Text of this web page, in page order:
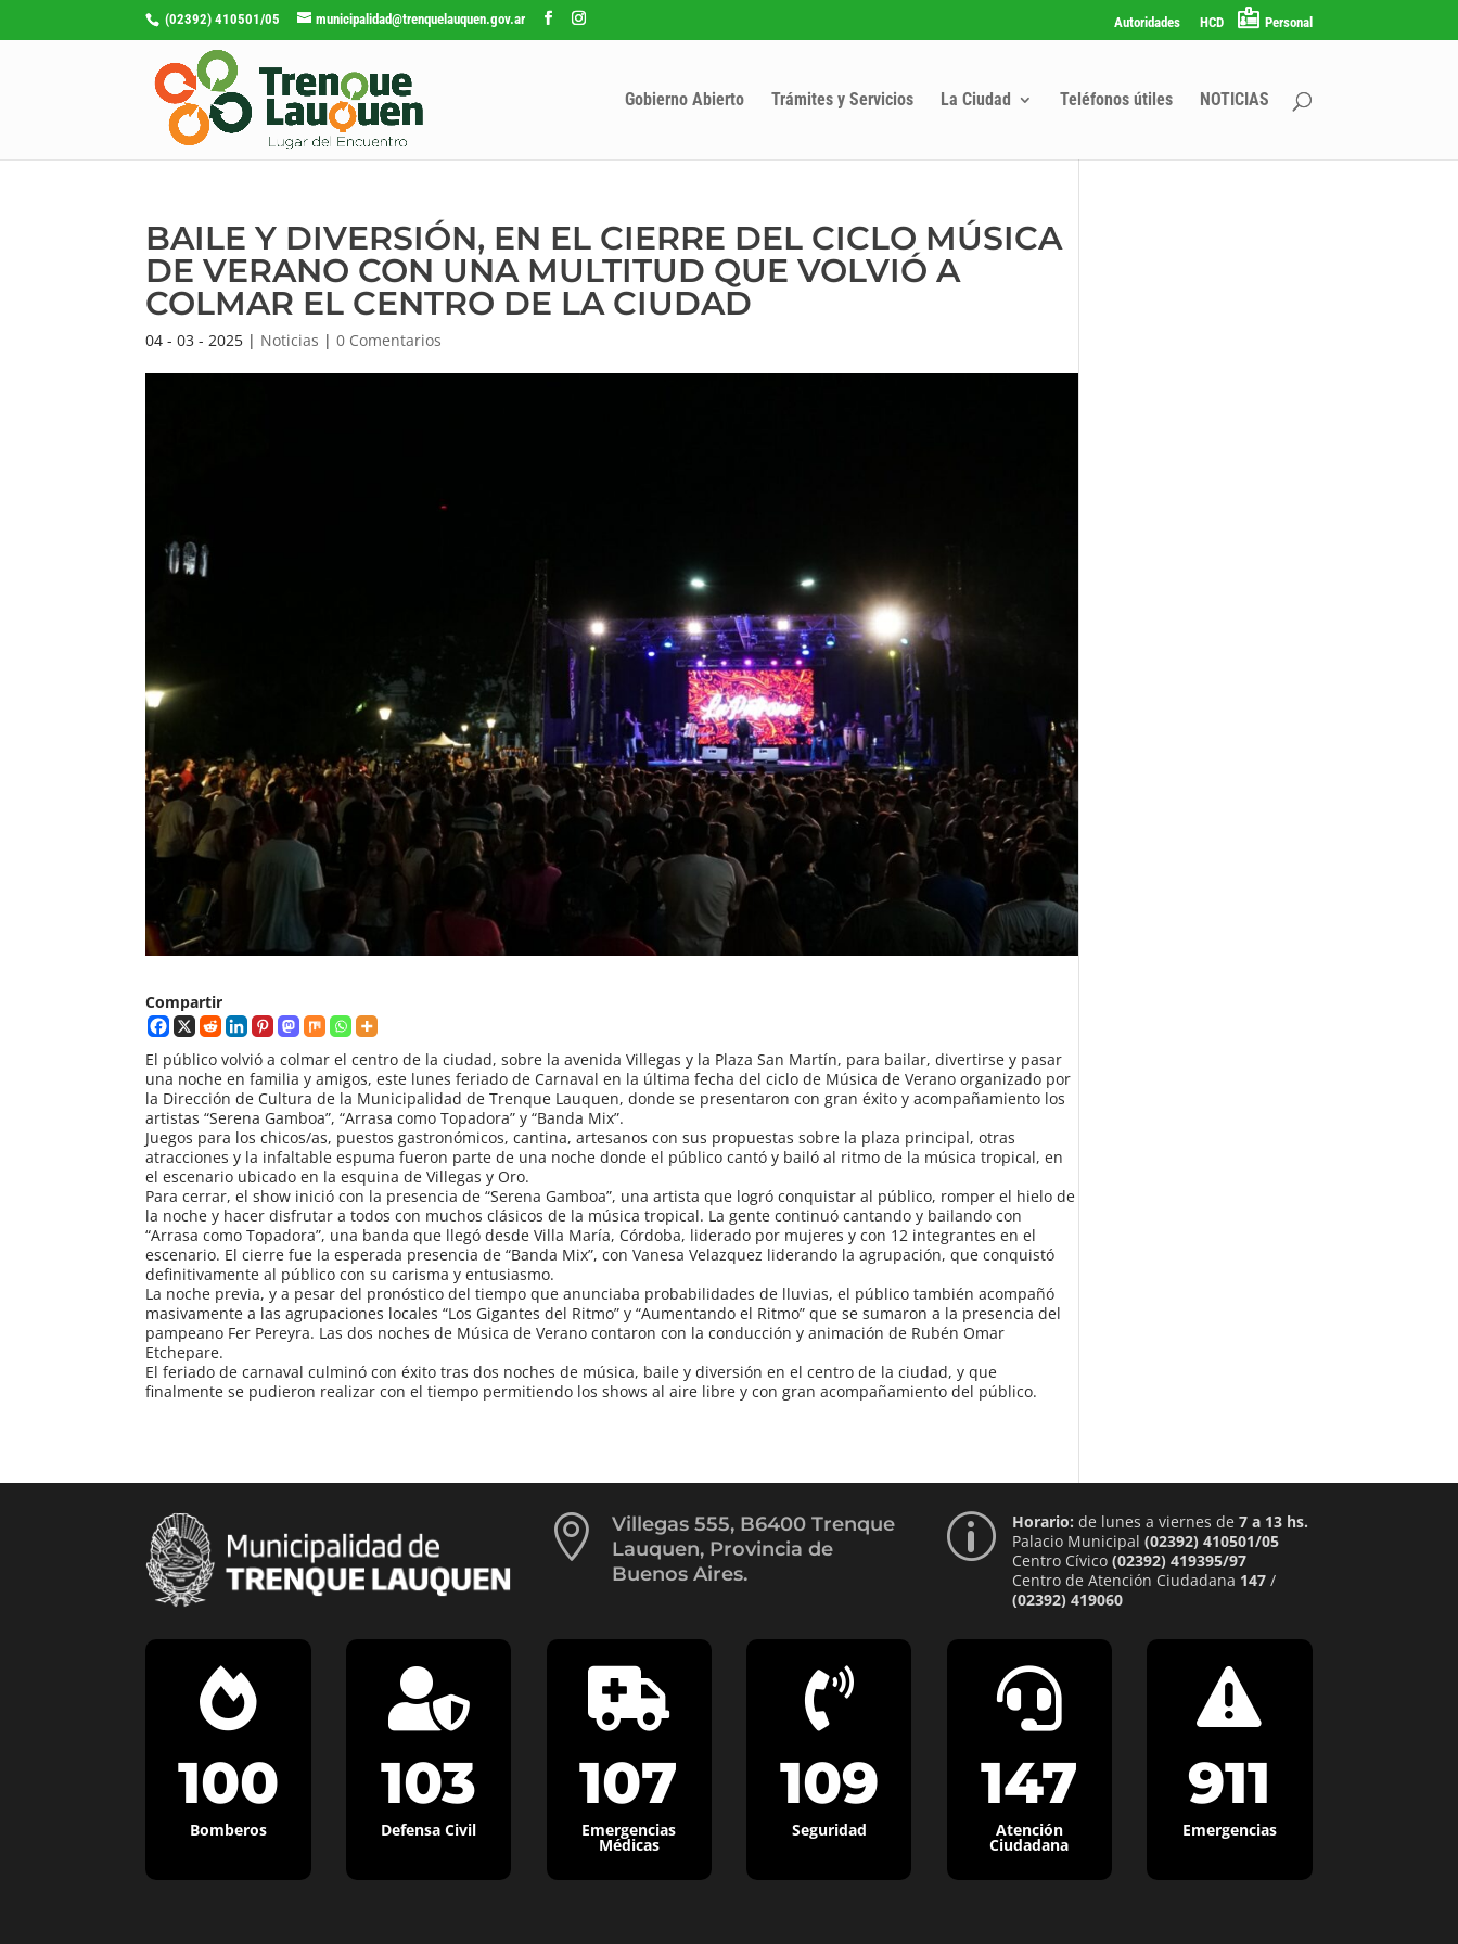
(02392) 410501/05 municipalidad@trenquelauquen.gov.ar Autoridades HCD Personal
Gobierno Abierto Trámites y Servicios La Ciudad Teléfonos útiles NOTICIAS
BAILE Y DIVERSIÓN, EN EL CIERRE DEL CICLO MÚSICA
DE VERANO CON UNA MULTITUD QUE VOLVIÓ A
COLMAR EL CENTRO DE LA CIUDAD
04 - 03 - 2025 | Noticias |0 Comentarios
Compartir
El público volvió a colmar el centro de la ciudad, sobre la avenida Villegas y la Plaza San Martín, para bailar, divertirse y pasar
una noche en familia y amigos, este lunes feriado de Carnaval en la última fecha del ciclo de Música de Verano organizado por
la Dirección de Cultura de la Municipalidad de Trenque Lauquen, donde se presentaron con gran éxito y acompañamiento los
artistas “Serena Gamboa”, “Arrasa como Topadora” y “Banda Mix”.
Juegos para los chicos/as, puestos gastronómicos, cantina, artesanos con sus propuestas sobre la plaza principal, otras
atracciones y la infaltable espuma fueron parte de una noche donde el público cantó y bailó al ritmo de la música tropical, en
el escenario ubicado en la esquina de Villegas y Oro.
Para cerrar, el show inició con la presencia de “Serena Gamboa”, una artista que logró conquistar al público, romper el hielo de
la noche y hacer disfrutar a todos con muchos clásicos de la música tropical. La gente continuó cantando y bailando con
“Arrasa como Topadora”, una banda que llegó desde Villa María, Córdoba, liderado por mujeres y con 12 integrantes en el
escenario. El cierre fue la esperada presencia de “Banda Mix”, con Vanesa Velazquez liderando la agrupación, que conquistó
definitivamente al público con su carisma y entusiasmo.
La noche previa, y a pesar del pronóstico del tiempo que anunciaba probabilidades de lluvias, el público también acompañó
masivamente a las agrupaciones locales “Los Gigantes del Ritmo” y “Aumentando el Ritmo” que se sumaron a la presencia del
pampeano Fer Pereyra. Las dos noches de Música de Verano contaron con la conducción y animación de Rubén Omar
Etchepare.
El feriado de carnaval culminó con éxito tras dos noches de música, baile y diversión en el centro de la ciudad, y que
finalmente se pudieron realizar con el tiempo permitiendo los shows al aire libre y con gran acompañamiento del público.

Villegas 555, B6400 Trenque
Lauquen, Provincia de
Buenos Aires.
p Horario: de lunes a viernes de 7 a 13 hs.
Palacio Municipal (02392) 410501/05
Centro Cívico (02392) 419395/97
Centro de Atención Ciudadana 147/
(02392) 419060

100
Bomberos

103
Defensa Civil

107
Emergencias
Médicas

109
Seguridad

147
Atención
Ciudadana

911
Emergencias